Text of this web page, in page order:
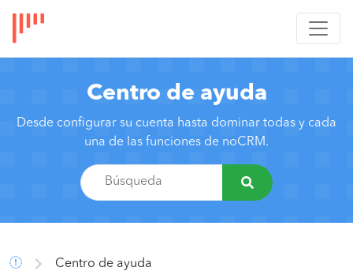
Centro de ayuda
Desde configurar su cuenta hasta dominar todas y cada
una de las funciones de noCRM.
Centro de ayuda